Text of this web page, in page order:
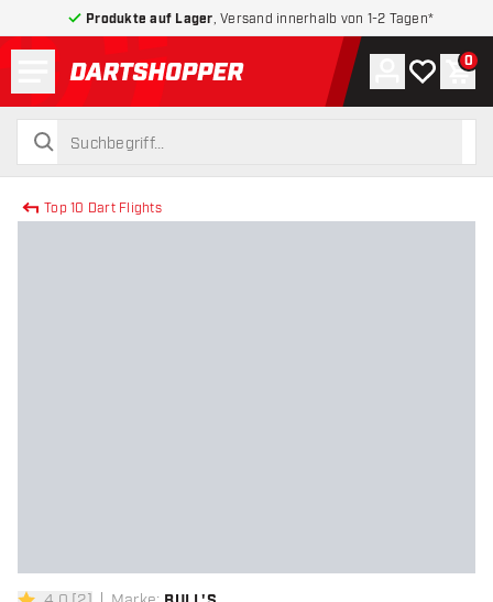
Produkte auf Lager , Versand innerhalb von 1-2 Tagen*
zurück zur Startseite
suchen
suchen
Konto
Meine 0
Top 10 Dart Flights